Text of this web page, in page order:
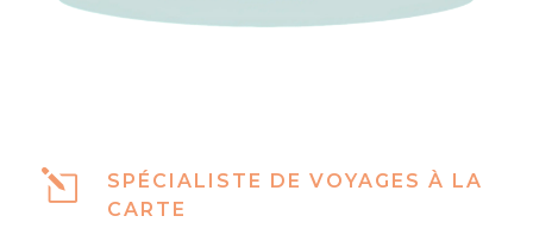
SPÉCIALISTE DE VOYAGES À LA
CARTE